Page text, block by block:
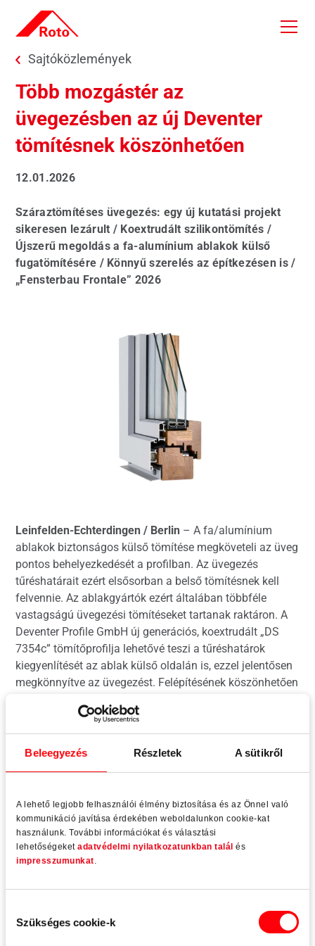
Beleegyezés Részletek A sütikről
A lehető legjobb felhasználói élmény biztosítása és az Önnel való
kommunikáció javítása érdekében weboldalunkon cookie-kat
használunk. További információkat és választási
lehetőségeket adatvédelmi nyilatkozatunkban talál és
impresszumunkat.
kiválasztása
Szükséges cookie-k
Skip to main content
You are here:
Sajtóközlemények
Több mozgástér az
üvegezésben az új Deventer
tömítésnek köszönhetően
12.01.2026
Száraztömítéses üvegezés: egy új kutatási projekt
sikeresen lezárult / Koextrudált szilikontömítés /
Újszerű megoldás a fa-alumínium ablakok külső
fugatömítésére / Könnyű szerelés az építkezésen is /
„Fensterbau Frontale” 2026
Leinfelden-Echterdingen / Berlin – A fa/alumínium
ablakok biztonságos külső tömítése megköveteli az üveg
pontos behelyezkedését a profilban. Az üvegezés
tűréshatárait ezért elsősorban a belső tömítésnek kell
felvennie. Az ablakgyártók ezért általában többféle
vastagságú üvegezési tömítéseket tartanak raktáron. A
Deventer Profile GmbH új generációs, koextrudált „DS
7354c” tömítőprofilja lehetővé teszi a tűréshatárok
kiegyenlítését az ablak külső oldalán is, ezzel jelentősen
megkönnyítve az üvegezést. Felépítésének köszönhetően
alumíniumhéj és az üveg közötti akár 6,5 mm-es rést is
tömíteni.
Tovább olvasom